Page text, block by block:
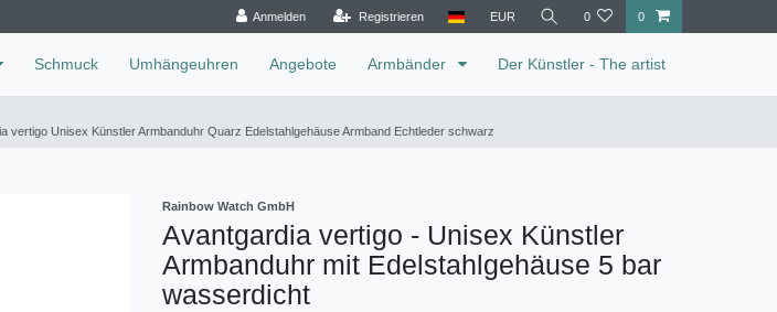
Anmelden Registrieren EUR 0 0
Schmuck Umhängeuhren Angebote Armbänder Der Künstler - The artist
Unisex Künstler Armbanduhr Quarz Edelstahlgehäuse Armband Echtleder schwarz
Rainbow Watch GmbH
Avantgardia vertigo - Unisex Künstler
Armbanduhr mit Edelstahlgehäuse 5 bar
wasserdicht